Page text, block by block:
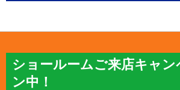
ショールームご来店キャン
ン中！